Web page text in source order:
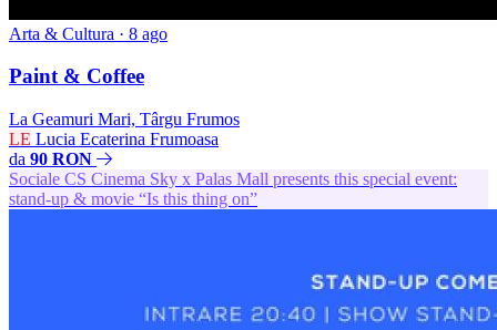
Arta & Cultura · 8 ago
Paint & Coffee
La Geamuri Mari, Târgu Frumos
LE Lucia Ecaterina Frumoasa
da 90 RON
Sociale CS Cinema Sky x Palas Mall presents this special event:
stand-up & movie “Is this thing on”